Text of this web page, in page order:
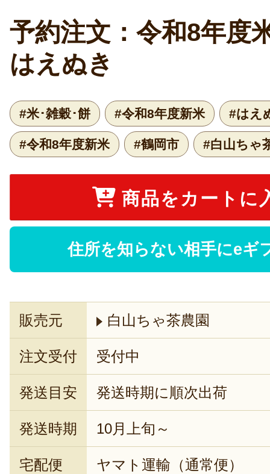
予約注文：令和8年度
はえぬき
#米･雑穀･餅 #令和8年度新米 #はえ
#令和8年度新米 #鶴岡市 #白山ちゃ
商品をカートに
住所を知らない相手にeギ
販売元 白山ちゃ茶農園
注文受付 受付中
発送目安 発送時期に順次出荷
発送時期 10月上旬～
宅配便 ヤマト運輸（通常便）